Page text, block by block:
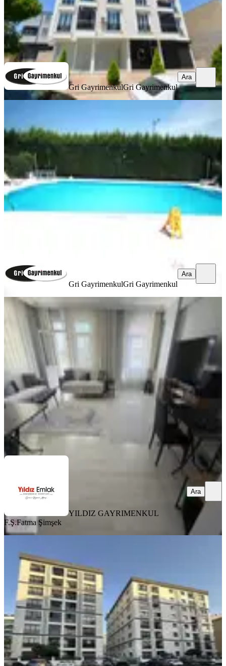
Gri GayrimenkulGri Gayrimenkul
Ara
Gri GayrimenkulGri Gayrimenkul
Ara
Tuzla Site Havuzlu Otoparklı Villa
Tadında 3+1 Kiralık Daire
Tuzla, İstasyon Mahallesi
60.000 ₺
Gri GayrimenkulGri Gayrimenkul
Ara
YENİ
Tuzla Postane Mahallesi Eşyalı
Kiralık
Tuzla, Postane Mahallesi
03.08.2026
50.000 ₺
YILDIZ GAYRIMENKUL F.Ş. Fatma Şimşek
Ara
YILDIZ GAYRIMENKUL
F.Ş.Fatma Şimşek
Ara
Metre Mesafede Kiralık 2+1 Daire
Tuzla, İstasyon Mahallesi
2+1· 90 m² · 1. Kat·02.08.2026
50.000 ₺
Vizyon GayrimenkulMetin Ekincioğlu